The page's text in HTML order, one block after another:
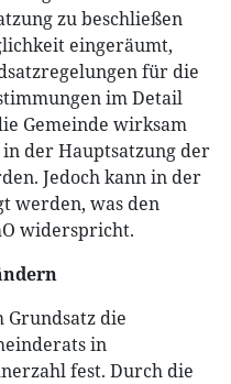
zu beschließen
eingeräumt,
für die
im Detail
Gemeinde wirksam
der Hauptsatzung der
Jedoch kann in der
werden, was den
widerspricht.
Grundsatz die
in
fest. Durch die